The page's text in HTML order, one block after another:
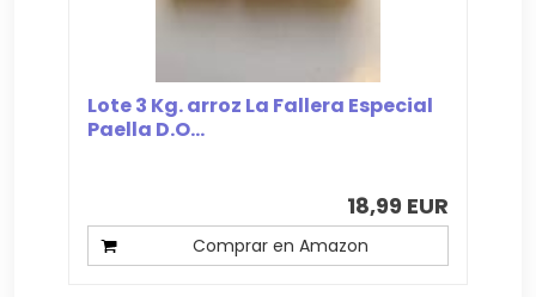
Lote 3 Kg. arroz La Fallera Especial
Paella D.O...
18,99 EUR
Comprar en Amazon